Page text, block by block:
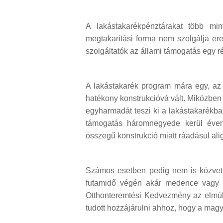
A lakástakarékpénztárakat több
megtakarítási forma nem szolgálja
szolgáltatók az állami támogatás egy
A lakástakarék program mára egy,
hatékony konstrukcióvá vált.
egyharmadát teszi ki a
támogatás háromnegyede kerül
összegű konstrukció miatt ráadásul
Számos esetben pedig nem is
futamidő végén akár medence
Otthonteremtési Kedvezmény az
tudott hozzájárulni ahhoz, hogy a